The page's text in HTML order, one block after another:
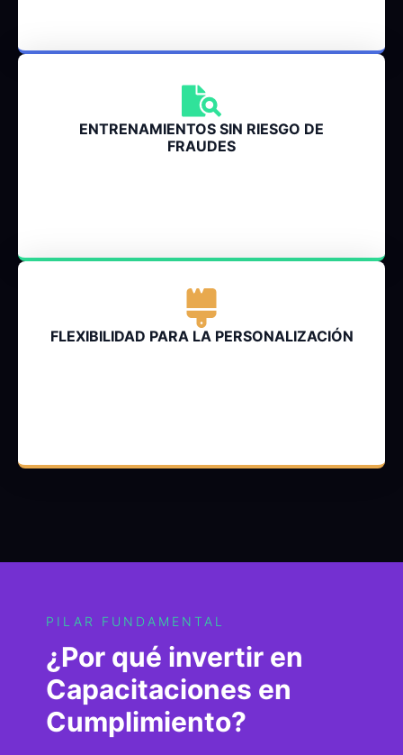
ENTRENAMIENTOS SIN RIESGO DE
FRAUDES
FLEXIBILIDAD PARA LA PERSONALIZACIÓN
PILAR FUNDAMENTAL
¿Por qué invertir en
Capacitaciones en
Cumplimiento?